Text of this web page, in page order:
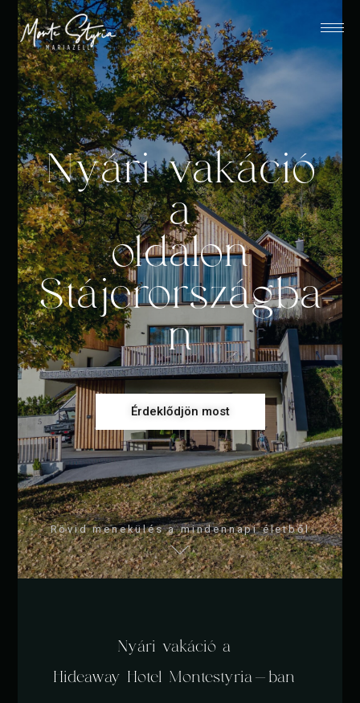
Nyári vakáció
a
oldalon
Stájerországba
n
Érdeklődjön most
Rövid menekülés a mindennapi életből
Nyári vakáció a
Hideaway Hotel Montestyria-ban